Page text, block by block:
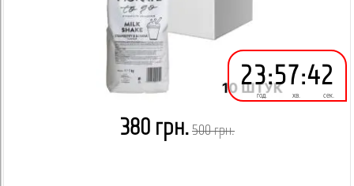
23
год.
:57
хв.
:41
сек.
380 грн. 500 грн.